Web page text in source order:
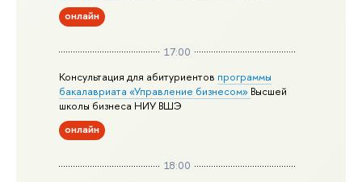
онлайн
17:00
Консультация для абитуриентов программы
бакалавриата «Управление бизнесом» Высшей
школы бизнеса НИУ ВШЭ
онлайн
18:00